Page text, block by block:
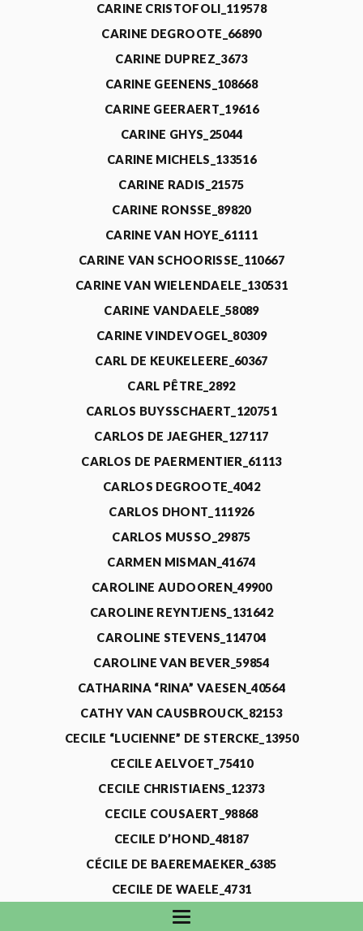
CARINE CRISTOFOLI_119578
CARINE DEGROOTE_66890
CARINE DUPREZ_3673
CARINE GEENENS_108668
CARINE GEERAERT_19616
CARINE GHYS_25044
CARINE MICHELS_133516
CARINE RADIS_21575
CARINE RONSSE_89820
CARINE VAN HOYE_61111
CARINE VAN SCHOORISSE_110667
CARINE VAN WIELENDAELE_130531
CARINE VANDAELE_58089
CARINE VINDEVOGEL_80309
CARL DE KEUKELEERE_60367
CARL PÊTRE_2892
CARLOS BUYSSCHAERT_120751
CARLOS DE JAEGHER_127117
CARLOS DE PAERMENTIER_61113
CARLOS DEGROOTE_4042
CARLOS DHONT_111926
CARLOS MUSSO_29875
CARMEN MISMAN_41674
CAROLINE AUDOOREN_49900
CAROLINE REYNTJENS_131642
CAROLINE STEVENS_114704
CAROLINE VAN BEVER_59854
CATHARINA “RINA” VAESEN_40564
CATHY VAN CAUSBROUCK_82153
CECILE “LUCIENNE” DE STERCKE_13950
CECILE AELVOET_75410
CECILE CHRISTIAENS_12373
CECILE COUSAERT_98868
CECILE D’HOND_48187
CÉCILE DE BAEREMAEKER_6385
CECILE DE WAELE_4731
CECILE DEVOS_115318